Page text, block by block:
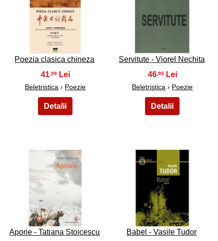
27
Poezia clasica chineza
41 ,99
Beletristica › Poezie
28
Servitute - Viorel Nechita
46,95
Beletristica › Poezie
Aporie - Tatiana Stoicescu
30
Babel - Vasile Tudor